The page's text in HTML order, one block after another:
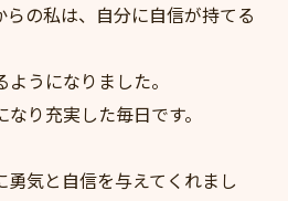
らの私は、自分に自信が持てる
うになりました。
り充実した毎日です。
勇気と自信を与えてくれまし